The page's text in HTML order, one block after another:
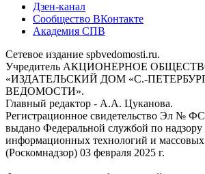
Дзен-канал
Сообщество ВКонтакте
Академия СПВ
Сетевое издание spbvedomosti.ru.
Учредитель АКЦИОНЕРНОЕ
«ИЗДАТЕЛЬСКИЙ ДОМ «С.-
ВЕДОМОСТИ».
Главный редактор - А.А. Цуканова.
Регистрационное свидетельство Эл №
выдано Федеральной службой по надзору
информационных технологий и
(Роскомнадзор) 03 февраля 2025 г.